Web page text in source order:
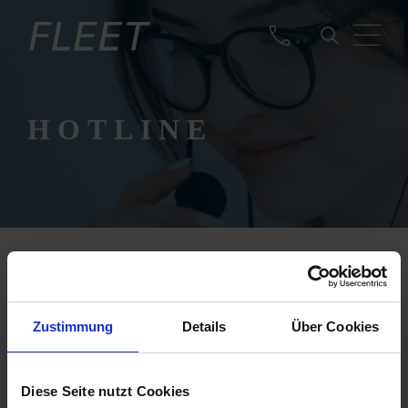
Zustimmung Details Über Cookies
Diese Seite nutzt Cookies
HOTLINE
DRÄHTE ZUR
SCHNELLEN HILFE
Manchmal heißt das Zauberwort „Sofort“.